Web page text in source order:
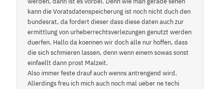
kann die Voratsdatenspeicherung ist noch nicht duch den
bundesrat, da fordert dieser dass diese daten auch zur
ermittlung von urheberrechtsverlezungen genutzt werden
duerfen. Hallo da koennen wir doch alle nur hoffen, dass
die sich schmieren lassen, denn wenn einem sowas sonst
einfaellt dann prost Malzeit.
Also immer feste drauf auch wenns antrengend wird.
Allerdings freu ich mich auch noch mal ueber ne techi